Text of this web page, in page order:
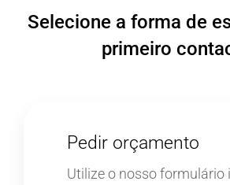
Selecione a forma de
primeiro
Pedir orçamento
Utilize o nosso formulário